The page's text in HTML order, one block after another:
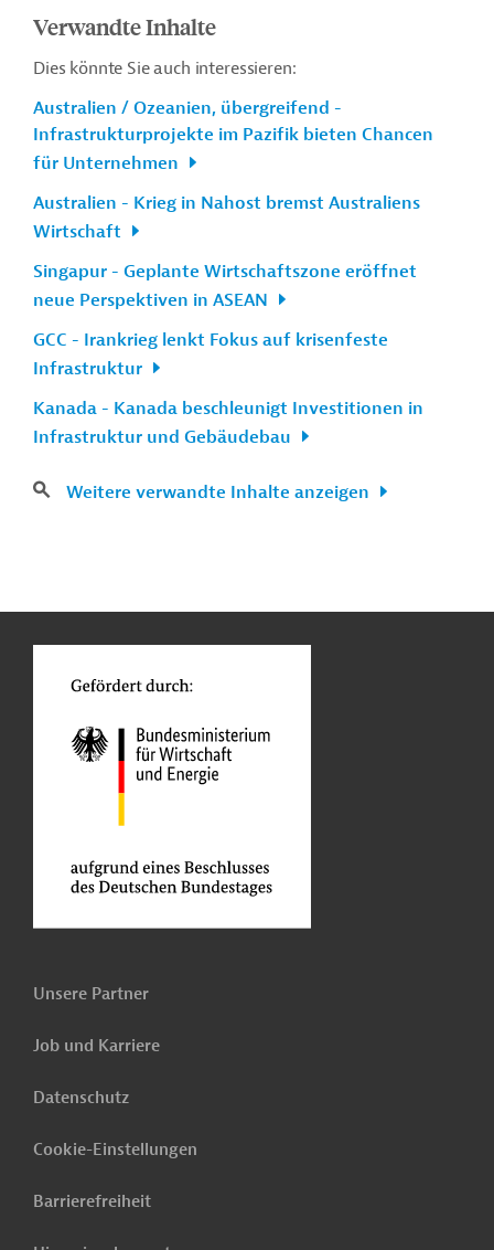
Verwandte Inhalte
Dies könnte Sie auch interessieren:
Australien / Ozeanien, übergreifend -
Infrastrukturprojekte im Pazifik bieten Chancen
für Unternehmen
Australien - Krieg in Nahost bremst Australiens
Wirtschaft
Singapur - Geplante Wirtschaftszone eröffnet
neue Perspektiven in ASEAN
GCC - Irankrieg lenkt Fokus auf krisenfeste
Infrastruktur
Kanada - Kanada beschleunigt Investitionen in
Infrastruktur und Gebäudebau
Weitere verwandte Inhalte anzeigen
Unsere Partner
Job und Karriere
Datenschutz
Cookie-Einstellungen
Barrierefreiheit